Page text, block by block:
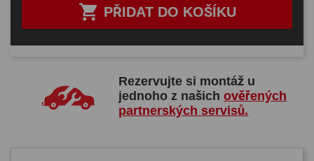
 PŘIDAT DO KOŠÍKU
Rezervujte si montáž u
jednoho z našichověřených
partnerských servisů.